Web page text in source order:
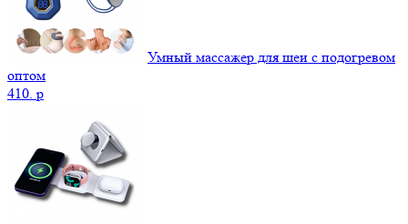
Умный массажер для шеи с подогревом
оптом
410. p